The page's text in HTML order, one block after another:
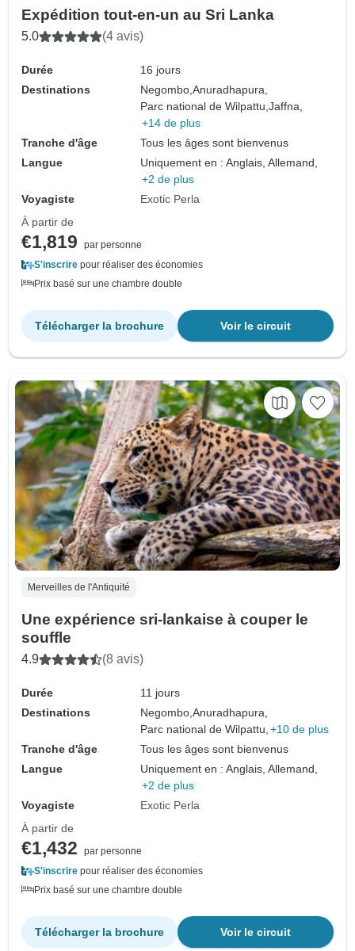
Expédition tout-en-un au Sri Lanka
5.0 (4 avis)
Durée
16 jours
Destinations
Negombo,Anuradhapura,
Parc national de Wilpattu,Jaffna,
+14 de plus
Tranche d'âge
Tous les âges sont bienvenus
Langue
Uniquement en : Anglais, Allemand,
+2 de plus
Voyagiste
Exotic Perla
À partir de
€1,819
par personne
S'inscrire pour réaliser des économies
Prix basé sur une chambre double
Voir le circuit
Télécharger la brochure
Merveilles de l'Antiquité
Une expérience sri-lankaise à couper le
souffle
4.9 (8 avis)
Durée
11 jours
Destinations
Negombo,Anuradhapura,
Parc national de Wilpattu, +10 de plus
Tranche d'âge
Tous les âges sont bienvenus
Langue
Uniquement en : Anglais, Allemand,
+2 de plus
Voyagiste
Exotic Perla
À partir de
€1,432
par personne
S'inscrire pour réaliser des économies
Prix basé sur une chambre double
Voir le circuit
Télécharger la brochure